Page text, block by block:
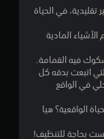
م
م
ن
5
ن
في الحياة
المادية
فيه القمامة.
اتبعت بدقه كل
في الواقع
الواقعية؟ هيا
بحاجة للتنظيف!